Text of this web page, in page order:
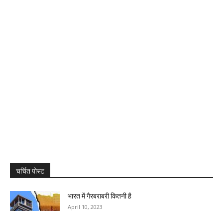
चर्चित पोस्ट
भारत में गैरबराबरी कितनी है
April 10, 2023